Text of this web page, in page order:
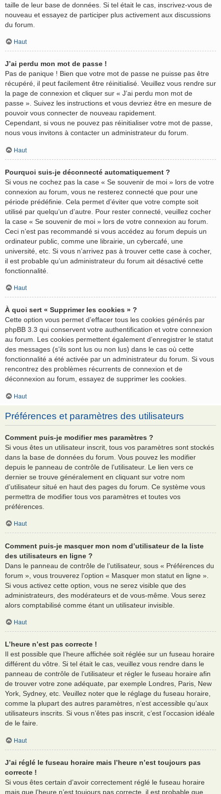
taille de leur base de données. Si tel était le cas, inscrivez-vous de
nouveau et essayez de participer plus activement aux discussions
du forum.
Haut
J’ai perdu mon mot de passe !
Pas de panique ! Bien que votre mot de passe ne puisse pas être
récupéré, il peut facilement être réinitialisé. Veuillez vous rendre sur
la page de connexion et cliquer sur « J’ai perdu mon mot de
passe ». Suivez les instructions et vous devriez être en mesure de
pouvoir vous connecter de nouveau rapidement.
Cependant, si vous ne pouvez pas réinitialiser votre mot de passe,
nous vous invitons à contacter un administrateur du forum.
Haut
Pourquoi suis-je déconnecté automatiquement ?
Si vous ne cochez pas la case « Se souvenir de moi » lors de votre
connexion au forum, vous ne resterez connecté que pour une
période prédéfinie. Cela permet d’éviter que votre compte soit
utilisé par quelqu’un d’autre. Pour rester connecté, veuillez cocher
la case « Se souvenir de moi » lors de votre connexion au forum.
Ceci n’est pas recommandé si vous accédez au forum depuis un
ordinateur public, comme une librairie, un cybercafé, une
université, etc. Si vous n’arrivez pas à trouver cette case à cocher,
il est probable qu’un administrateur du forum ait désactivé cette
fonctionnalité.
Haut
À quoi sert « Supprimer les cookies » ?
Cette option vous permet d’effacer tous les cookies générés par
phpBB 3.3 qui conservent votre authentification et votre connexion
au forum. Les cookies permettent également d’enregistrer le statut
des messages (s’ils sont lus ou non lus) dans le cas où cette
fonctionnalité a été activée par un administrateur du forum. Si vous
rencontrez des problèmes récurrents de connexion et de
déconnexion au forum, essayez de supprimer les cookies.
Haut
Préférences et paramètres des utilisateurs
Comment puis-je modifier mes paramètres ?
Si vous êtes un utilisateur inscrit, tous vos paramètres sont stockés
dans la base de données du forum. Vous pouvez les modifier
depuis le panneau de contrôle de l’utilisateur. Le lien vers ce
dernier se trouve généralement en cliquant sur votre nom
d’utilisateur situé en haut des pages du forum. Ce système vous
permettra de modifier tous vos paramètres et toutes vos
préférences.
Haut
Comment puis-je masquer mon nom d’utilisateur de la liste
des utilisateurs en ligne ?
Dans le panneau de contrôle de l’utilisateur, sous « Préférences du
forum », vous trouverez l’option « Masquer mon statut en ligne ».
Si vous activez cette option, vous ne serez visible que des
administrateurs, des modérateurs et de vous-même. Vous serez
alors comptabilisé comme étant un utilisateur invisible.
Haut
L’heure n’est pas correcte !
Il est possible que l’heure affichée soit réglée sur un fuseau horaire
différent du vôtre. Si tel était le cas, veuillez vous rendre dans le
panneau de contrôle de l’utilisateur et régler le fuseau horaire afin
de trouver votre zone adéquate, par exemple Londres, Paris, New
York, Sydney, etc. Veuillez noter que le réglage du fuseau horaire,
comme la plupart des autres paramètres, n’est accessible qu’aux
utilisateurs inscrits. Si vous n’êtes pas inscrit, c’est l’occasion idéale
de le faire.
Haut
J’ai réglé le fuseau horaire mais l’heure n’est toujours pas
correcte !
Si vous êtes certain d’avoir correctement réglé le fuseau horaire
mais que l’heure n’est toujours pas correcte, il est probable que